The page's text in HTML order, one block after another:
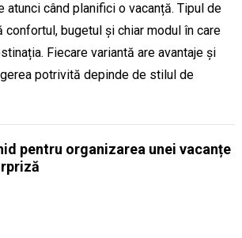
când planifici o vacanță. Tipul de
confortul, bugetul și chiar modul în care
Fiecare variantă are avantaje și
potrivită depinde de stilul de
pentru organizarea unei vacanțe